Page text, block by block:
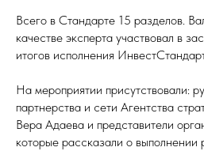
Всего в Стандарте 15 разделов.
качестве эксперта участвовал в
итогов исполнения
На мероприятии присутствовали:
партнерства и сети Агентства
Вера Адаева и представители
которые рассказали о